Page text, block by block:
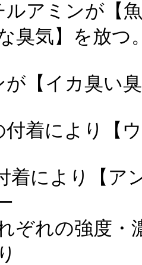
ルアミンが【
烈な臭気
が【イカ臭
付着により【
着により【ア
ぞれの強度